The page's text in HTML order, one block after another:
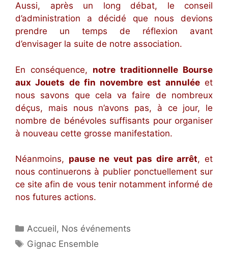
Aussi, après un long débat, le conseil
d’administration a décidé que nous devions
prendre un temps de réflexion avant
d’envisager la suite de notre association.
En conséquence, notre traditionnelle Bourse
aux Jouets de fin novembre est annuléeet
nous savons que cela va faire de nombreux
déçus, mais nous n’avons pas, à ce jour, le
nombre de bénévoles suffisants pour organiser
à nouveau cette grosse manifestation.
Néanmoins, pause ne veut pas dire arrêt, et
nous continuerons à publier ponctuellement sur
ce site afin de vous tenir notamment informé de
nos futures actions.
Catégories
Accueil, Nos événements
Étiquettes
Gignac Ensemble